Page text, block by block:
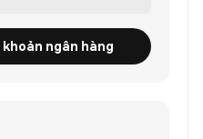
ngân hàng